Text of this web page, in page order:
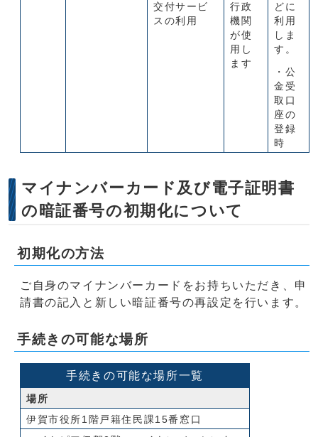
交付サービ
スの利用
行政
機関
が使
用し
ます
どに
利用
しま
す。
・公
金受
取口
座の
登録
時
マイナンバーカード及び電子証明書
の暗証番号の初期化について
初期化の方法
ご自身のマイナンバーカードをお持ちいただき、申
請書の記入と新しい暗証番号の再設定を行います。
手続きの可能な場所
手続きの可能な場所一覧
場所
伊賀市役所1階戸籍住民課15番窓口